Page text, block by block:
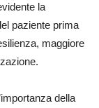
la
paziente prima
maggiore
della